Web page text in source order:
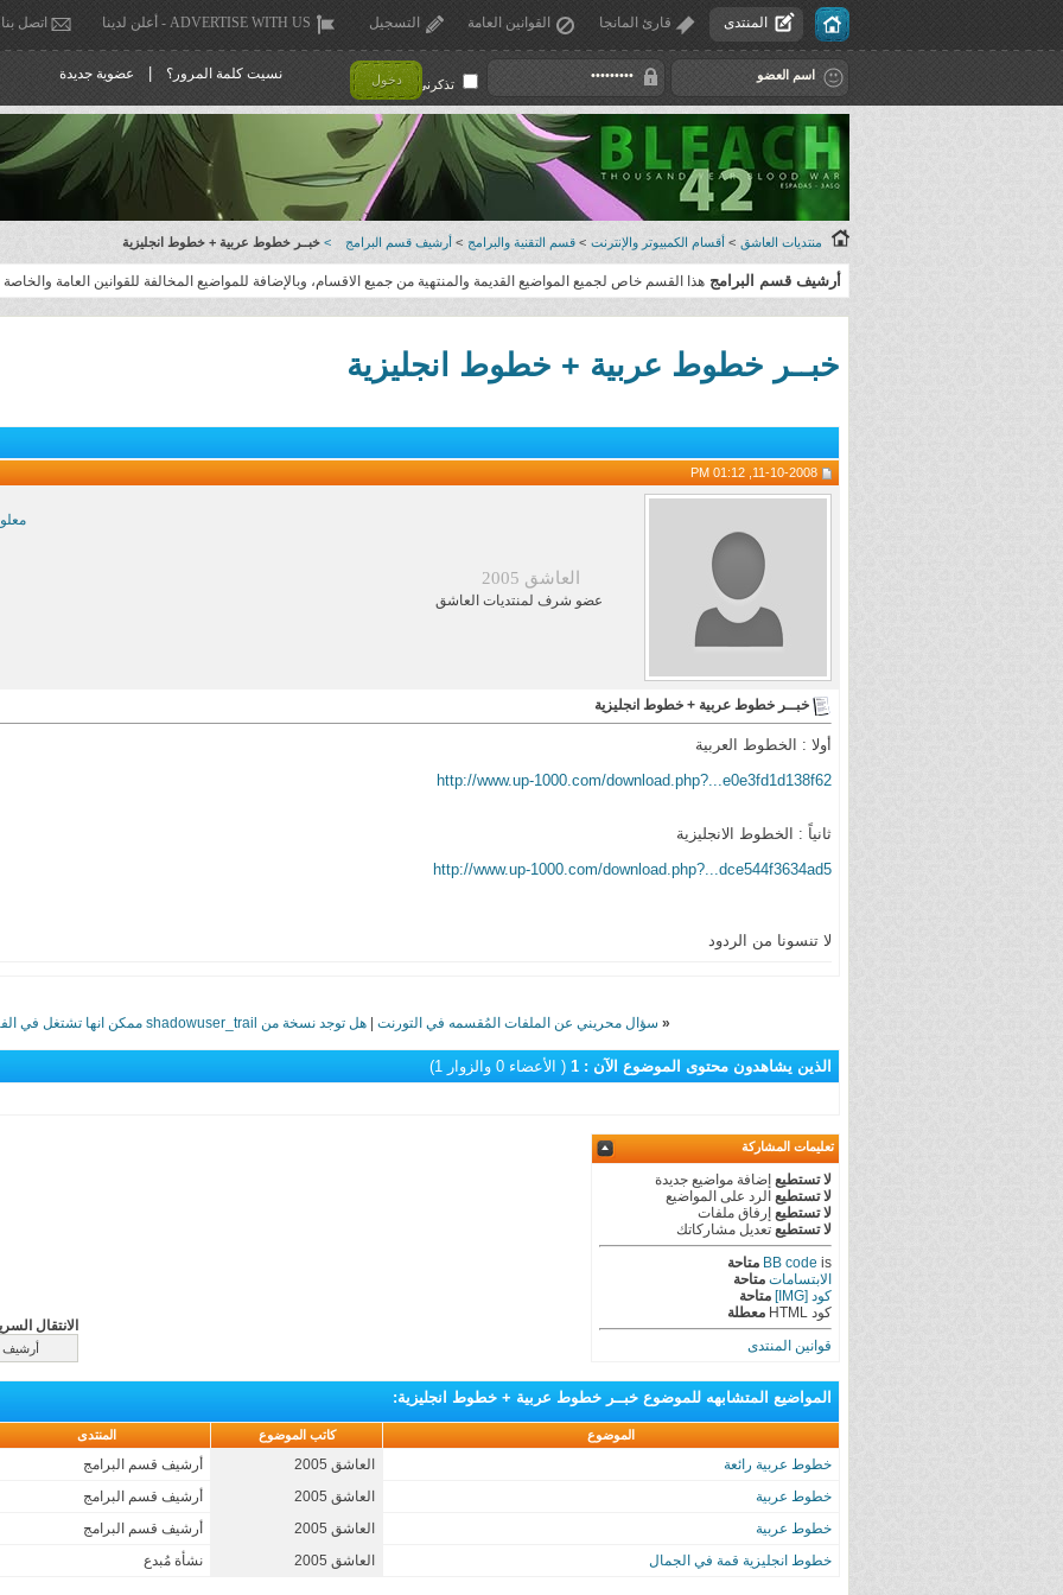
المنتدى قارئ المانجا القوانين العامة التسجيل ADVERTISE WITH US - أعلن لدينا اتصل بنا
تذكرني ! دخول نسيت كلمة المرور؟ عضوية جديدة
منتديات العاشق > أقسام الكمبيوتر والإنترنت > قسم التقنية والبرامج > أرشيف قسم البرامج > خبــر خطوط عربية + خطوط انجليزية
أرشيف قسم البرامج هذا القسم خاص لجميع المواضيع القديمة والمنتهية من جميع الاقسام، وبالإضافة للمواضيع المخالفة للقوانين العامة والخاصة
خبــر خطوط عربية + خطوط انجليزية
العاشق 2005
عضو شرف لمنتديات العاشق
خبــر خطوط عربية + خطوط انجليزية
أولا : الخطوط العربية
http://www.up-1000.com/download.php?...e0e3fd1d138f62
ثانياً : الخطوط الانجليزية
http://www.up-1000.com/download.php?...dce544f3634ad5
لا تنسونا من الردود
« سؤال محريني عن الملفات المُقسمه في التورنت |هل توجد نسخة من shadowuser_trail ممكن انها تشتغل في الفيستا (ارجو المساعدة)
الذين يشاهدون محتوى الموضوع الآن : 1 ( الأعضاء 0 والزوار 1)
تعليمات المشاركة
لا تستطيع إضافة مواضيع جديدة
لا تستطيع الرد على المواضيع
لا تستطيع إرفاق ملفات
لا تستطيع تعديل مشاركاتك
BB code is
متاحة
الابتسامات متاحة
كود [IMG]
متاحة
كود HTML
معطلة
قوانين المنتدى
الانتقال
المواضيع المتشابهه للموضوع خبــر خطوط عربية + خطوط انجليزية:
الموضوع كاتب الموضوع المنتدى
خطوط عربية رائعة العاشق 2005
أرشيف قسم البرامج
خطوط عربية
العاشق 2005
أرشيف قسم البرامج
خطوط عربية
العاشق 2005
أرشيف قسم البرامج
خطوط انجليزية قمة في الجمال
العاشق 2005 نشأة مُبدع